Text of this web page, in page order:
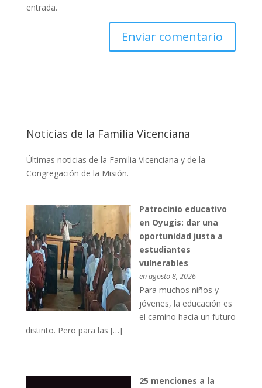
entrada.
Noticias de la Familia Vicenciana
Últimas noticias de la Familia Vicenciana y de la
Congregación de la Misión.
Patrocinio educativo
en Oyugis: dar una
oportunidad justa a
estudiantes
vulnerables
en agosto 8, 2026
Para muchos niños y
jóvenes, la educación es
el camino hacia un futuro
distinto. Pero para las […]
25 menciones a la